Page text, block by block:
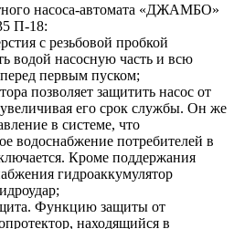
насоса-автомата «ДЖАМБО»
П-18:
с резьбовой пробкой
водой насосную часть и всю
первым пуском;
позволяет защитить насос от
его срок службы. Он же
в системе, что
водоснабжение потребителей в
Кроме поддержания
гидроаккумулятор
Функцию защиты от
находящийся в